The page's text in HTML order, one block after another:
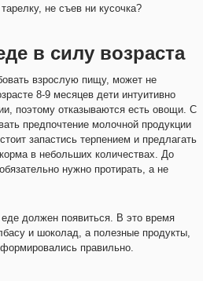
не съев ни кусочка?
в силу возраста
взрослую пищу, может не
8-9 месяцев дети интуитивно
поэтому отказываются есть овощи. С
предпочтение молочной продукции
запастись терпением и предлагать
в небольших количествах. До
нужно протирать, а не
должен появиться. В это время
и шоколад, а полезные продукты,
правильно.